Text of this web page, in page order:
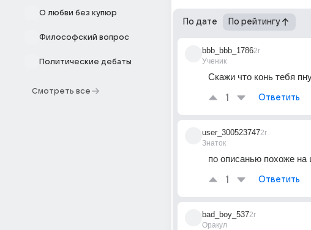
О любви без купюр
Философский вопрос
Политические дебаты
Смотреть все
По дате По рейтингу
bbb_bbb_1786
Ученик
2г
Скажи что конь тебя
1 Ответить
user_300523747
Знаток
2г
по описанью похоже на
1 Ответить
bad_boy_537
Оракул
2г